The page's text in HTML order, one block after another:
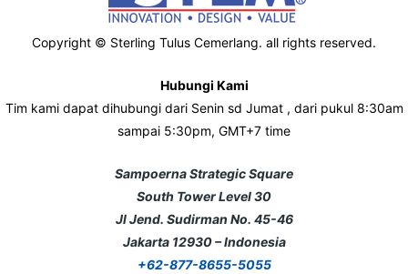
Copyright © Sterling Tulus Cemerlang. all rights reserved.
Hubungi Kami
Tim kami dapat dihubungi dari Senin sd Jumat , dari pukul 8:30am
sampai 5:30pm, GMT+7 time
Sampoerna Strategic Square
South Tower Level 30
Jl Jend. Sudirman No. 45-46
Jakarta 12930 – Indonesia
+62-877-8655-5055